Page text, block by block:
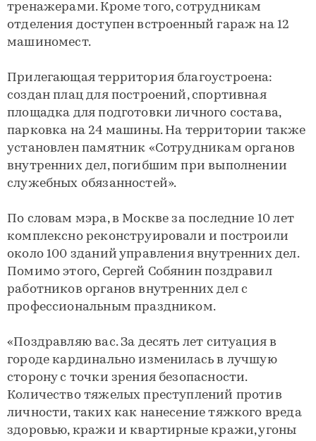
тренажерами. Кроме того, сотрудникам
отделения доступен встроенный гараж на 12
машиномест.
Прилегающая территория благоустроена:
создан плац для построений, спортивная
площадка для подготовки личного состава,
парковка на 24 машины. На территории также
установлен памятник «Сотрудникам органов
внутренних дел, погибшим при выполнении
служебных обязанностей».
По словам мэра, в Москве за последние 10 лет
комплексно реконструировали и построили
около 100 зданий управления внутренних дел.
Помимо этого, Сергей Собянин поздравил
работников органов внутренних дел с
профессиональным праздником.
«Поздравляю вас. За десять лет ситуация в
городе кардинально изменилась в лучшую
сторону с точки зрения безопасности.
Количество тяжелых преступлений против
личности, таких как нанесение тяжкого вреда
здоровью, кражи и квартирные кражи, угоны